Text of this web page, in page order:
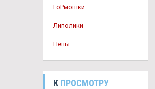
ГоРмошки
Липолики
Пепы
К ПРОСМОТРУ